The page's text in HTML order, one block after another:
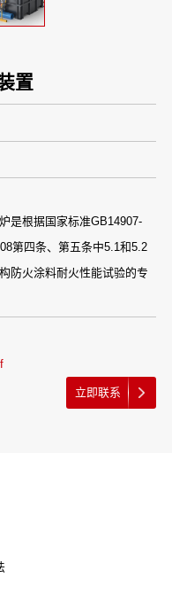
置
是根据国家标准GB14907-
第四条、第五条中5.1和5.2
防火涂料耐火性能试验的专
立即联系